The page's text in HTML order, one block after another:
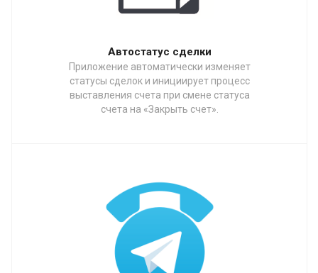
Автостатус сделки
Приложение автоматически изменяет
статусы сделок и инициирует процесс
выставления счета при смене статуса
счета на «Закрыть счет».